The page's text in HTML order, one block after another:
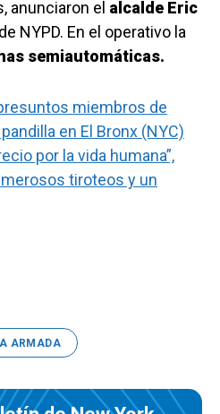
anunciaron el alcalde Eric
NYPD. En el operativo la
semiautomáticas.
miembros de
en El Bronx (NYC)
por la vida humana”,
tiroteos y un
ARMADA